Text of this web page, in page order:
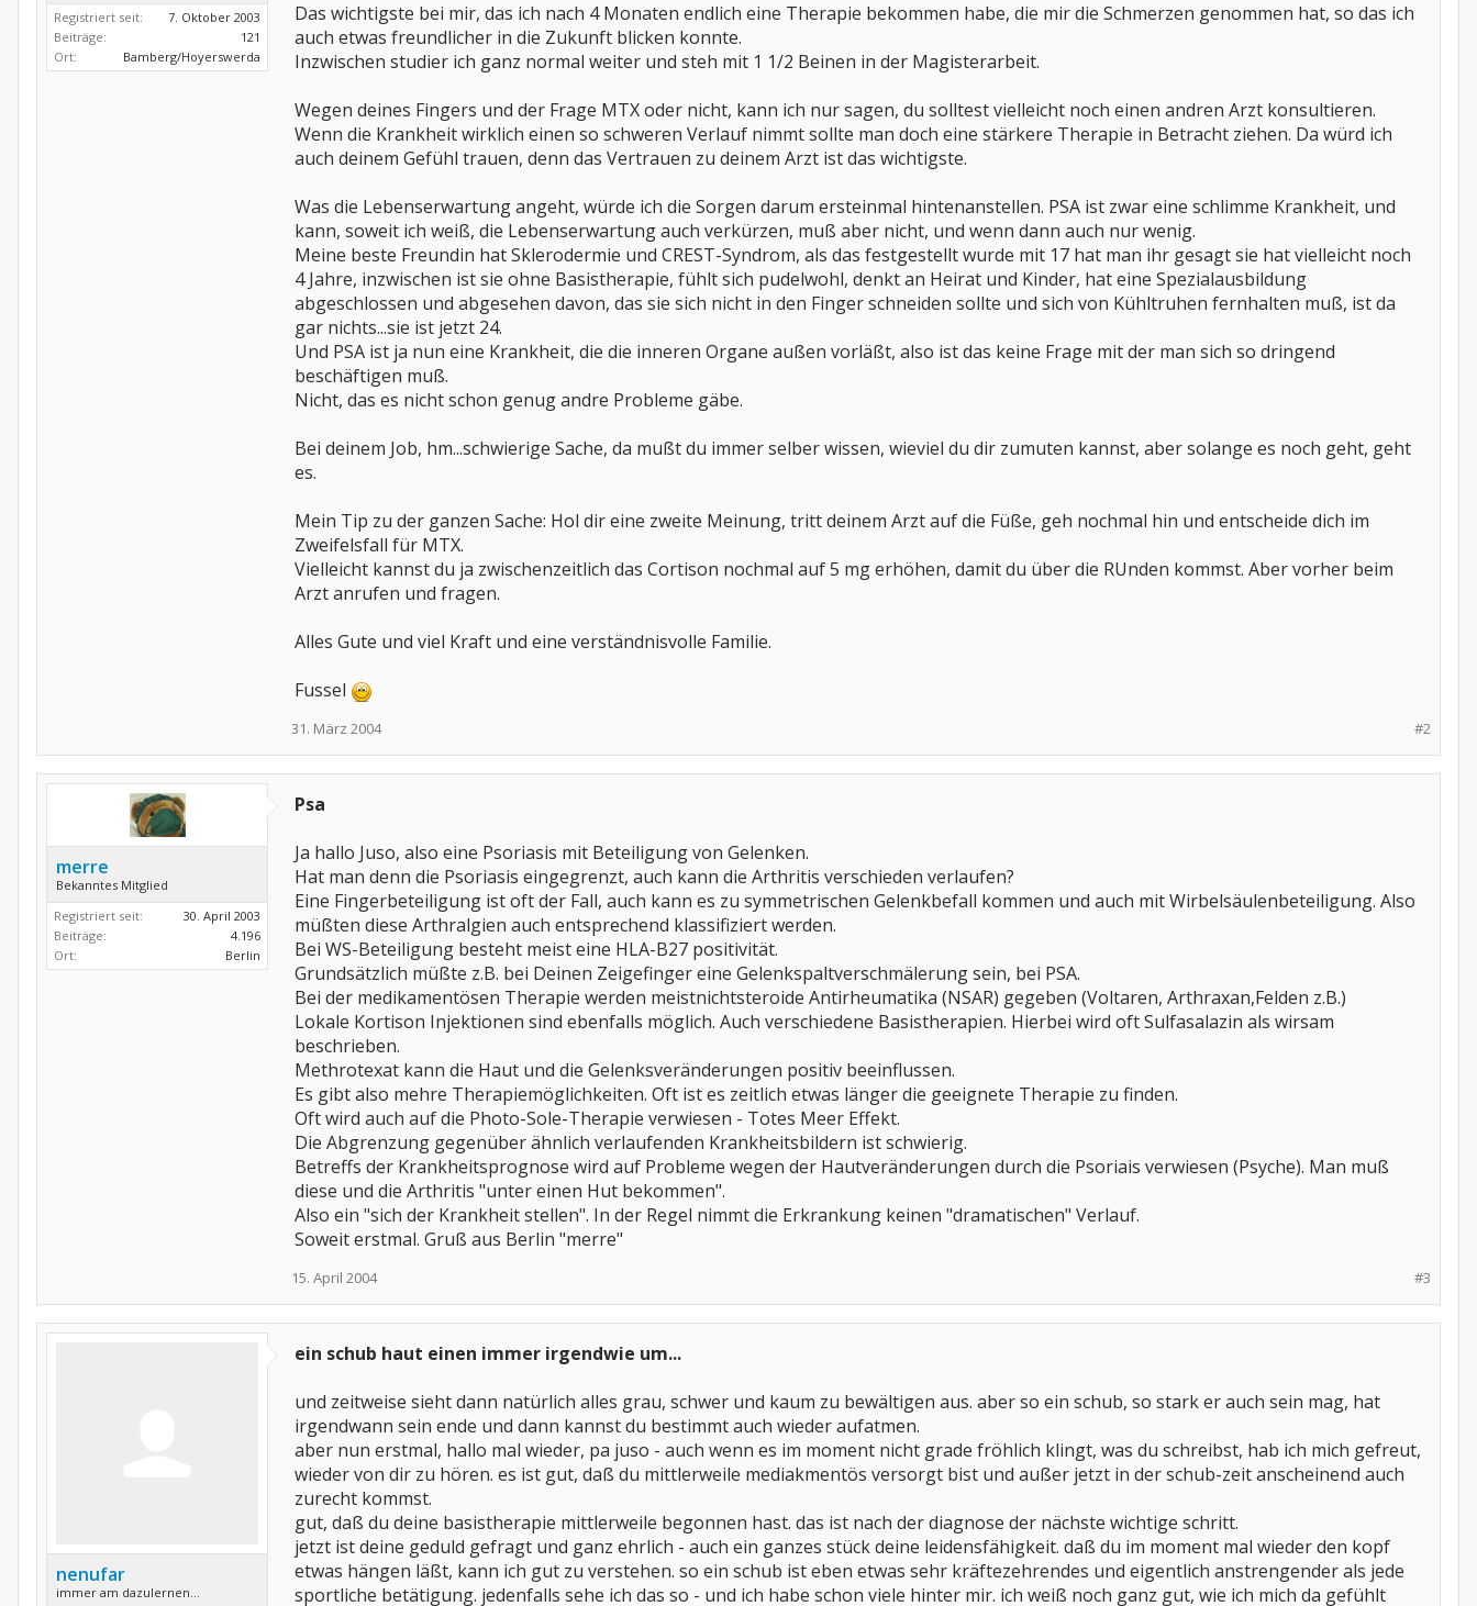
Registriert seit:
7. Oktober 2003
Beiträge:
121
Ort:
Bamberg/Hoyerswerda
Das wichtigste bei mir, das ich nach 4 Monaten endlich eine Therapie bekommen habe, die mir die Schmerzen genommen hat, so das ich
auch etwas freundlicher in die Zukunft blicken konnte.
Inzwischen studier ich ganz normal weiter und steh mit 1 1/2 Beinen in der Magisterarbeit.
Wegen deines Fingers und der Frage MTX oder nicht, kann ich nur sagen, du solltest vielleicht noch einen andren Arzt konsultieren.
Wenn die Krankheit wirklich einen so schweren Verlauf nimmt sollte man doch eine stärkere Therapie in Betracht ziehen. Da würd ich
auch deinem Gefühl trauen, denn das Vertrauen zu deinem Arzt ist das wichtigste.
Was die Lebenserwartung angeht, würde ich die Sorgen darum ersteinmal hintenanstellen. PSA ist zwar eine schlimme Krankheit, und
kann, soweit ich weiß, die Lebenserwartung auch verkürzen, muß aber nicht, und wenn dann auch nur wenig.
Meine beste Freundin hat Sklerodermie und CREST-Syndrom, als das festgestellt wurde mit 17 hat man ihr gesagt sie hat vielleicht noch
4 Jahre, inzwischen ist sie ohne Basistherapie, fühlt sich pudelwohl, denkt an Heirat und Kinder, hat eine Spezialausbildung
abgeschlossen und abgesehen davon, das sie sich nicht in den Finger schneiden sollte und sich von Kühltruhen fernhalten muß, ist da
gar nichts...sie ist jetzt 24.
Und PSA ist ja nun eine Krankheit, die die inneren Organe außen vorläßt, also ist das keine Frage mit der man sich so dringend
beschäftigen muß.
Nicht, das es nicht schon genug andre Probleme gäbe.
Bei deinem Job, hm...schwierige Sache, da mußt du immer selber wissen, wieviel du dir zumuten kannst, aber solange es noch geht, geht
es.
Mein Tip zu der ganzen Sache: Hol dir eine zweite Meinung, tritt deinem Arzt auf die Füße, geh nochmal hin und entscheide dich im
Zweifelsfall für MTX.
Vielleicht kannst du ja zwischenzeitlich das Cortison nochmal auf 5 mg erhöhen, damit du über die RUnden kommst. Aber vorher beim
Arzt anrufen und fragen.
Alles Gute und viel Kraft und eine verständnisvolle Familie.
Fussel
#2
31. März 2004
merre
Bekanntes Mitglied
Registriert seit:
30. April 2003
Beiträge:
4.196
Ort:
Berlin
Psa
Ja hallo Juso, also eine Psoriasis mit Beteiligung von Gelenken.
Hat man denn die Psoriasis eingegrenzt, auch kann die Arthritis verschieden verlaufen?
Eine Fingerbeteiligung ist oft der Fall, auch kann es zu symmetrischen Gelenkbefall kommen und auch mit Wirbelsäulenbeteiligung. Also
müßten diese Arthralgien auch entsprechend klassifiziert werden.
Bei WS-Beteiligung besteht meist eine HLA-B27 positivität.
Grundsätzlich müßte z.B. bei Deinen Zeigefinger eine Gelenkspaltverschmälerung sein, bei PSA.
Bei der medikamentösen Therapie werden meistnichtsteroide Antirheumatika (NSAR) gegeben (Voltaren, Arthraxan,Felden z.B.)
Lokale Kortison Injektionen sind ebenfalls möglich. Auch verschiedene Basistherapien. Hierbei wird oft Sulfasalazin als wirsam
beschrieben.
Methrotexat kann die Haut und die Gelenksveränderungen positiv beeinflussen.
Es gibt also mehre Therapiemöglichkeiten. Oft ist es zeitlich etwas länger die geeignete Therapie zu finden.
Oft wird auch auf die Photo-Sole-Therapie verwiesen - Totes Meer Effekt.
Die Abgrenzung gegenüber ähnlich verlaufenden Krankheitsbildern ist schwierig.
Betreffs der Krankheitsprognose wird auf Probleme wegen der Hautveränderungen durch die Psoriais verwiesen (Psyche). Man muß
diese und die Arthritis "unter einen Hut bekommen".
Also ein "sich der Krankheit stellen". In der Regel nimmt die Erkrankung keinen "dramatischen" Verlauf.
Soweit erstmal. Gruß aus Berlin "merre"
#3
15. April 2004
nenufar
immer am dazulernen...
ein schub haut einen immer irgendwie um...
und zeitweise sieht dann natürlich alles grau, schwer und kaum zu bewältigen aus. aber so ein schub, so stark er auch sein mag, hat
irgendwann sein ende und dann kannst du bestimmt auch wieder aufatmen.
aber nun erstmal, hallo mal wieder, pa juso - auch wenn es im moment nicht grade fröhlich klingt, was du schreibst, hab ich mich gefreut,
wieder von dir zu hören. es ist gut, daß du mittlerweile mediakmentös versorgt bist und außer jetzt in der schub-zeit anscheinend auch
zurecht kommst.
gut, daß du deine basistherapie mittlerweile begonnen hast. das ist nach der diagnose der nächste wichtige schritt.
jetzt ist deine geduld gefragt und ganz ehrlich - auch ein ganzes stück deine leidensfähigkeit. daß du im moment mal wieder den kopf
etwas hängen läßt, kann ich gut zu verstehen. so ein schub ist eben etwas sehr kräftezehrendes und eigentlich anstrengender als jede
sportliche betätigung. jedenfalls sehe ich das so - und ich habe schon viele hinter mir. ich weiß noch ganz gut, wie ich mich da gefühlt